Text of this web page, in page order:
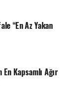
“En Az Yakan
Kapsamlı Ağır